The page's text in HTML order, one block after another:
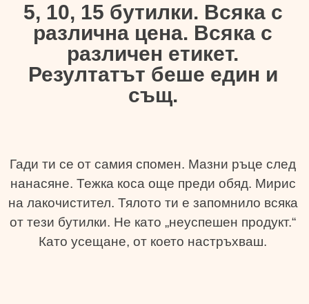
5, 10, 15 бутилки. Всяка с
различна цена. Всяка с
различен етикет.
Резултатът беше един и
същ.
Гади ти се от самия спомен. Мазни ръце след
нанасяне. Тежка коса още преди обяд. Мирис
на лакочистител. Тялото ти е запомнило всяка
от тези бутилки. Не като „неуспешен продукт.“
Като усещане, от което настръхваш.